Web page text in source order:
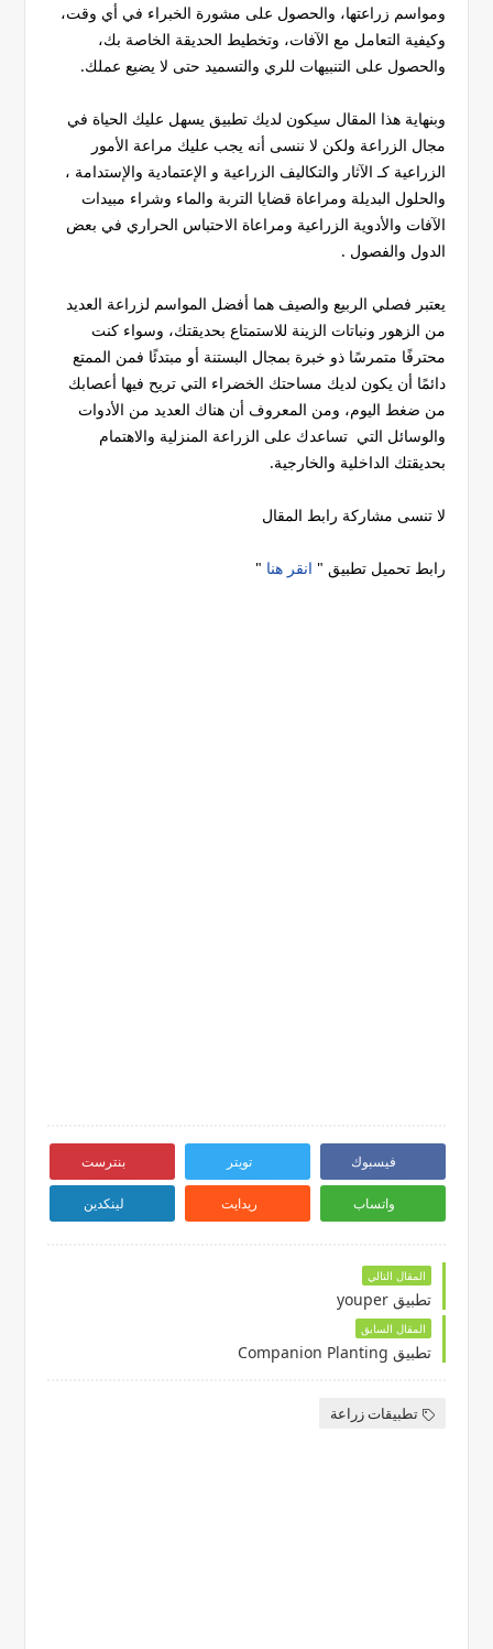
ومواسم زراعتها، والحصول على مشورة الخبراء في أي وقت،
وكيفية التعامل مع الآفات، وتخطيط الحديقة الخاصة بك،
والحصول على التنبيهات للري والتسميد حتى لا يضيع عملك.
وبنهاية هذا المقال سيكون لديك تطبيق يسهل عليك الحياة في
مجال الزراعة ولكن لا ننسى أنه يجب عليك مراعة الأمور
الزراعية كـ الآثار والتكاليف الزراعية و الإعتمادية والإستدامة ،
والحلول البديلة ومراعاة قضايا التربة والماء وشراء مبيدات
الآفات والأدوية الزراعية ومراعاة الاحتباس الحراري في بعض
الدول والفصول .
يعتبر فصلي الربيع والصيف هما أفضل المواسم لزراعة العديد
من الزهور ونباتات الزينة للاستمتاع بحديقتك، وسواء كنت
محترفًا متمرسًا ذو خبرة بمجال البستنة أو مبتدئًا فمن الممتع
دائمًا أن يكون لديك مساحتك الخضراء التي تريح فيها أعصابك
من ضغط اليوم، ومن المعروف أن هناك العديد من الأدوات
والوسائل التي تساعدك على الزراعة المنزلية والاهتمام
بحديقتك الداخلية والخارجية.
لا تنسى مشاركة رابط المقال
رابط تحميل تطبيق " انقر هنا "
فيسبوك تويتر بنترست
واتساب ريدايت لينكدين
المقال التالي
تطبيق youper
المقال السابق
تطبيق Companion Planting
تطبيقات زراعة